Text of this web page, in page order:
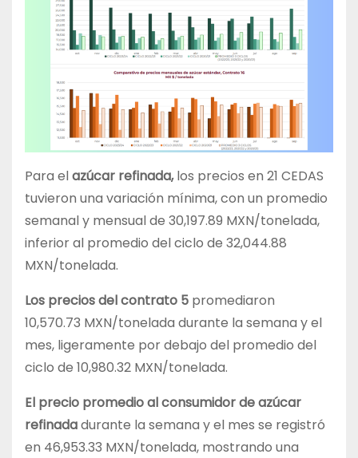
Para elazúcar refinada,los precios en 21 CEDAS
tuvieron una variación mínima, con un promedio
semanal y mensual de 30,197.89 MXN/tonelada,
inferior al promedio del ciclo de 32,044.88
MXN/tonelada.
Los precios del contrato 5 promediaron
10,570.73 MXN/tonelada durante la semana y el
mes, ligeramente por debajo del promedio del
ciclo de 10,980.32 MXN/tonelada.
El precio promedio al consumidor de azúcar
refinadadurante la semana y el mes se registró
en 46,953.33 MXN/tonelada, mostrando una